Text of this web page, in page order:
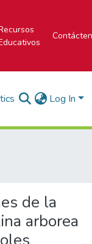
Log In
de la
arborea